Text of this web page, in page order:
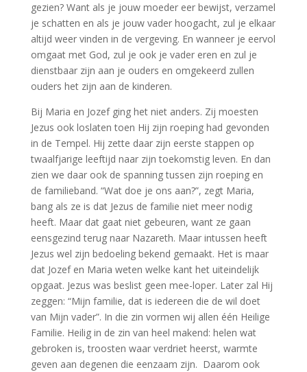
gezien? Want als je jouw moeder eer bewijst, verzamel
je schatten en als je jouw vader hoogacht, zul je elkaar
altijd weer vinden in de vergeving. En wanneer je eervol
omgaat met God, zul je ook je vader eren en zul je
dienstbaar zijn aan je ouders en omgekeerd zullen
ouders het zijn aan de kinderen.
Bij Maria en Jozef ging het niet anders. Zij moesten
Jezus ook loslaten toen Hij zijn roeping had gevonden
in de Tempel. Hij zette daar zijn eerste stappen op
twaalfjarige leeftijd naar zijn toekomstig leven. En dan
zien we daar ook de spanning tussen zijn roeping en
de familieband. “Wat doe je ons aan?”, zegt Maria,
bang als ze is dat Jezus de familie niet meer nodig
heeft. Maar dat gaat niet gebeuren, want ze gaan
eensgezind terug naar Nazareth. Maar intussen heeft
Jezus wel zijn bedoeling bekend gemaakt. Het is maar
dat Jozef en Maria weten welke kant het uiteindelijk
opgaat. Jezus was beslist geen mee-loper. Later zal Hij
zeggen: “Mijn familie, dat is iedereen die de wil doet
van Mijn vader”. In die zin vormen wij allen één Heilige
Familie. Heilig in de zin van heel makend: helen wat
gebroken is, troosten waar verdriet heerst, warmte
geven aan degenen die eenzaam zijn. Daarom ook